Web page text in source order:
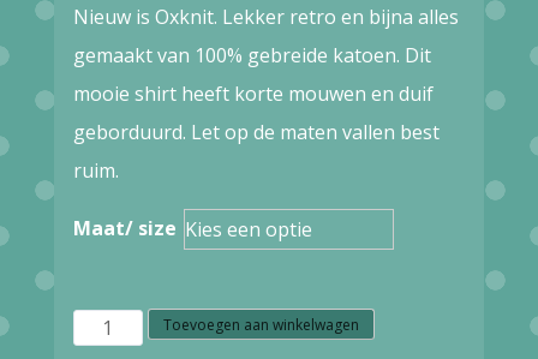
Nieuw is Oxknit. Lekker retro en bijna alles
gemaakt van 100% gebreide katoen. Dit
mooie shirt heeft korte mouwen en duif
geborduurd. Let op de maten vallen best
ruim.
Maat/ size
OXKNIT
Toevoegen aan winkelwagen